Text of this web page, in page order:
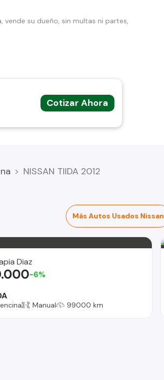
su dueño, sin multas ni partes,
Cotizar Ahora
NISSAN TIIDA 2012
Más Autos Usados Nissan
Diaz
-6%
Manual 99000 km